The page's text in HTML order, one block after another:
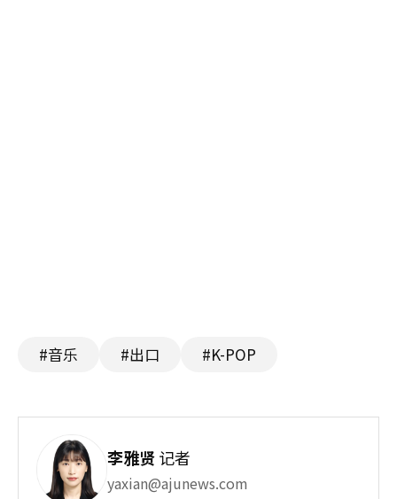
#音乐 #出口 #K-POP
李雅贤记者
yaxian@ajunews.com